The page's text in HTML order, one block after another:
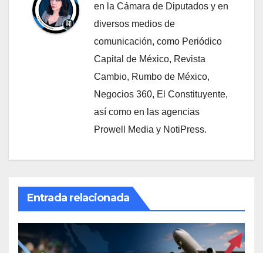
en la Cámara de Diputados y en
diversos medios de
comunicación, como Periódico
Capital de México, Revista
Cambio, Rumbo de México,
Negocios 360, El Constituyente,
así como en las agencias
Prowell Media y NotiPress.
Entrada relacionada